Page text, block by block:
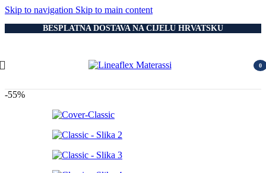
Skip to navigation Skip to main content
BESPLATNA DOSTAVA NA CIJELU HRVATSKU
0
-55%